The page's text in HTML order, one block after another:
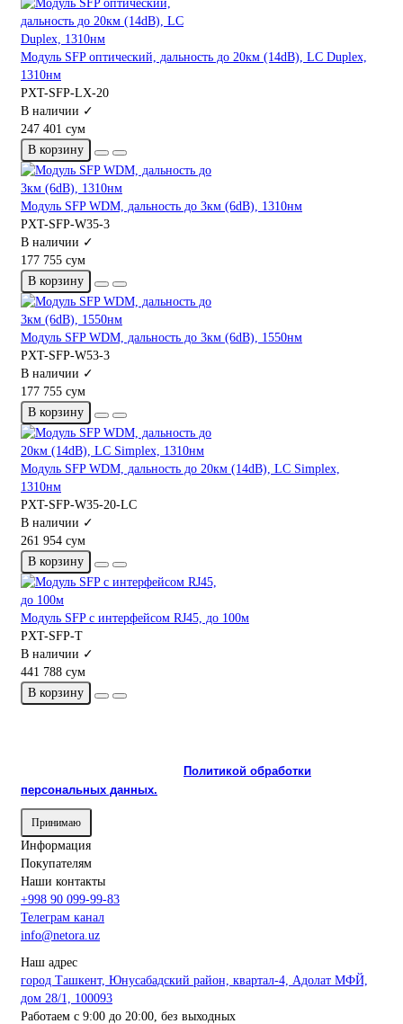
Модуль SFP оптический, дальность до 20км (14dB), LC Duplex,
1310нм
PXT-SFP-LX-20
В наличии ✓
247 401 сум
В корзину
Модуль SFP WDM, дальность до 3км (6dB), 1310нм
PXT-SFP-W35-3
В наличии ✓
177 755 сум
В корзину
Модуль SFP WDM, дальность до 3км (6dB), 1550нм
PXT-SFP-W53-3
В наличии ✓
177 755 сум
В корзину
Модуль SFP WDM, дальность до 20км (14dB), LC Simplex,
1310нм
PXT-SFP-W35-20-LC
В наличии ✓
261 954 сум
В корзину
Модуль SFP с интерфейсом RJ45, до 100м
PXT-SFP-T
В наличии ✓
441 788 сум
В корзину
Политикой обработки
персональных данных.
Принимаю
Информация
Покупателям
Наши контакты
+998 90 099-99-83
Телеграм канал
info@netora.uz
Наш адрес
город Ташкент, Юнусабадский район, квартал-4, Адолат МФЙ,
дом 28/1, 100093
Работаем с 9:00 до 20:00, без выходных